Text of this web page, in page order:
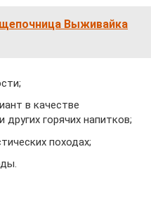
Выживайка
в качестве
других горячих напитков;
походах;